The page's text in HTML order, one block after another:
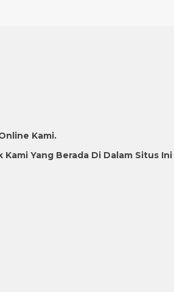
Kami.
Yang Berada Di Dalam Situs Ini